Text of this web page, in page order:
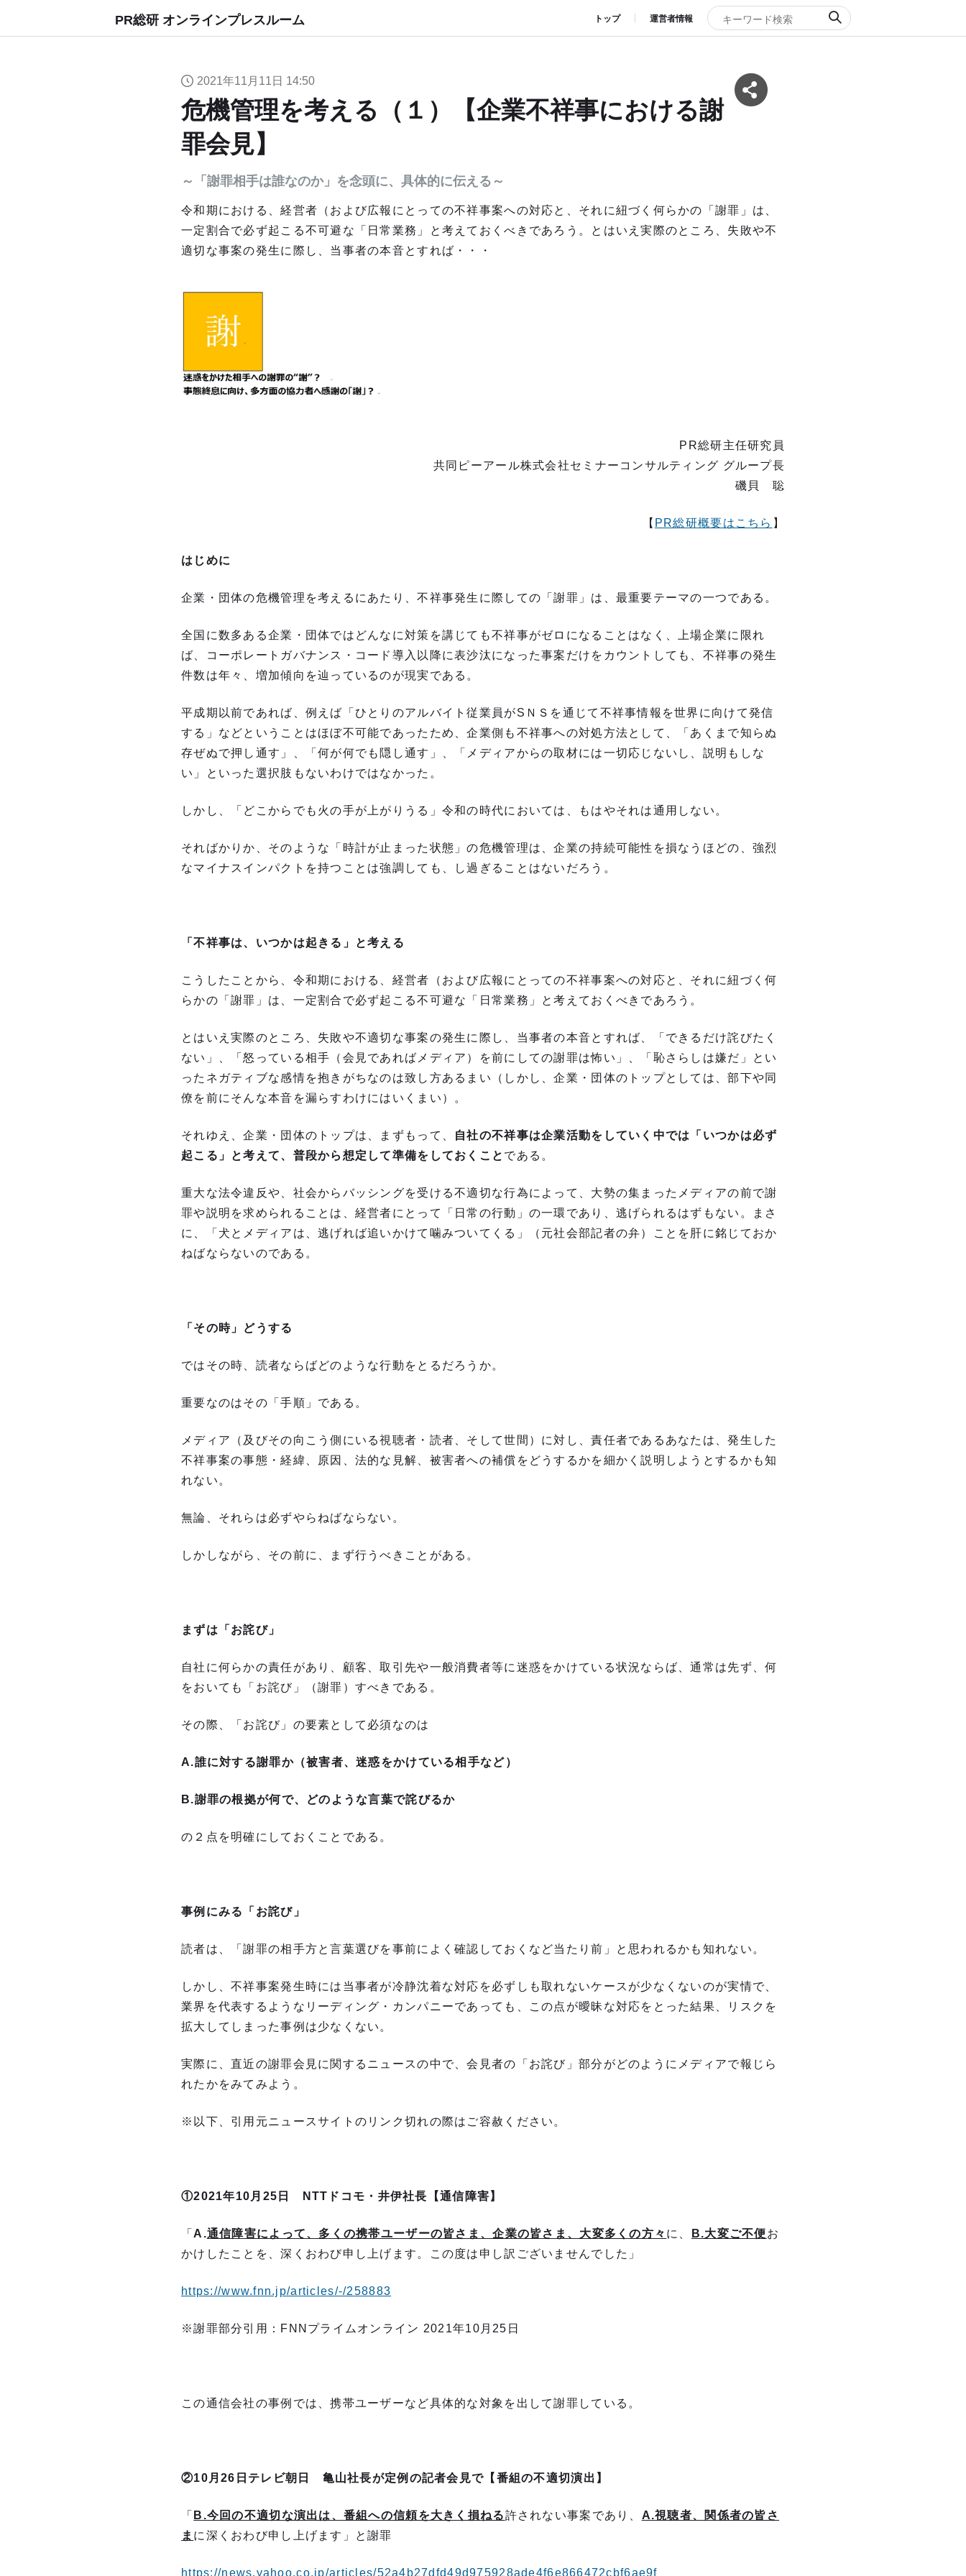
PR総研 オンラインプレスルーム トップ 運営者情報
2021年11月11日 14:50
危機管理を考える（１）【企業不祥事における謝
罪会見】
～「謝罪相手は誰なのか」を念頭に、具体的に伝える～
令和期における、経営者（および広報にとっての不祥事案への対応と、それに紐づく何らかの「謝罪」は、
一定割合で必ず起こる不可避な「日常業務」と考えておくべきであろう。とはいえ実際のところ、失敗や不
適切な事案の発生に際し、当事者の本音とすれば・・・
PR総研主任研究員
共同ピーアール株式会社セミナーコンサルティング グループ長
磯貝 聡
【 PR総研概要はこちら 】
はじめに
企業・団体の危機管理を考えるにあたり、不祥事発生に際しての「謝罪」は、最重要テーマの一つである。
全国に数多ある企業・団体ではどんなに対策を講じても不祥事がゼロになることはなく、上場企業に限れ
ば、コーポレートガバナンス・コード導入以降に表沙汰になった事案だけをカウントしても、不祥事の発生
件数は年々、増加傾向を辿っているのが現実である。
平成期以前であれば、例えば「ひとりのアルバイト従業員がSＮＳを通じて不祥事情報を世界に向けて発信
する」などということはほぼ不可能であったため、企業側も不祥事への対処方法として、「あくまで知らぬ
存ぜぬで押し通す」、「何が何でも隠し通す」、「メディアからの取材には一切応じないし、説明もしな
い」といった選択肢もないわけではなかった。
しかし、「どこからでも火の手が上がりうる」令和の時代においては、もはやそれは通用しない。
そればかりか、そのような「時計が止まった状態」の危機管理は、企業の持続可能性を損なうほどの、強烈
なマイナスインパクトを持つことは強調しても、し過ぎることはないだろう。
「不祥事は、いつかは起きる」と考える
こうしたことから、令和期における、経営者（および広報にとっての不祥事案への対応と、それに紐づく何
らかの「謝罪」は、一定割合で必ず起こる不可避な「日常業務」と考えておくべきであろう。
とはいえ実際のところ、失敗や不適切な事案の発生に際し、当事者の本音とすれば、「できるだけ詫びたく
ない」、「怒っている相手（会見であればメディア）を前にしての謝罪は怖い」、「恥さらしは嫌だ」とい
ったネガティブな感情を抱きがちなのは致し方あるまい（しかし、企業・団体のトップとしては、部下や同
僚を前にそんな本音を漏らすわけにはいくまい）。
それゆえ、企業・団体のトップは、まずもって、
自社の不祥事は企業活動をしていく中では「いつかは必ず
起こる」と考えて、普段から想定して準備をしておくこと である。
重大な法令違反や、社会からバッシングを受ける不適切な行為によって、大勢の集まったメディアの前で謝
罪や説明を求められることは、経営者にとって「日常の行動」の一環であり、逃げられるはずもない。まさ
に、「犬とメディアは、逃げれば追いかけて噛みついてくる」（元社会部記者の弁）ことを肝に銘じておか
ねばならないのである。
「その時」どうする
ではその時、読者ならばどのような行動をとるだろうか。
重要なのはその「手順」である。
メディア（及びその向こう側にいる視聴者・読者、そして世間）に対し、責任者であるあなたは、発生した
不祥事案の事態・経緯、原因、法的な見解、被害者への補償をどうするかを細かく説明しようとするかも知
れない。
無論、それらは必ずやらねばならない。
しかしながら、その前に、まず行うべきことがある。
まずは「お詫び」
自社に何らかの責任があり、顧客、取引先や一般消費者等に迷惑をかけている状況ならば、通常は先ず、何
をおいても「お詫び」（謝罪）すべきである。
その際、「お詫び」の要素として必須なのは
A.誰に対する謝罪か（被害者、迷惑をかけている相手など）
B.謝罪の根拠が何で、どのような言葉で詫びるか
の２点を明確にしておくことである。
事例にみる「お詫び」
読者は、「謝罪の相手方と言葉選びを事前によく確認しておくなど当たり前」と思われるかも知れない。
しかし、不祥事案発生時には当事者が冷静沈着な対応を必ずしも取れないケースが少なくないのが実情で、
業界を代表するようなリーディング・カンパニーであっても、この点が曖昧な対応をとった結果、リスクを
拡大してしまった事例は少なくない。
実際に、直近の謝罪会見に関するニュースの中で、会見者の「お詫び」部分がどのようにメディアで報じら
れたかをみてみよう。
※以下、引用元ニュースサイトのリンク切れの際はご容赦ください。
①2021年10月25日 NTTドコモ・井伊社長【通信障害】
「 A.通信障害によって、多くの携帯ユーザーの皆さま、企業の皆さま、大変多くの方々 に、 B.大変ご不便お
かけしたことを、深くおわび申し上げます。この度は申し訳ございませんでした」
https://www.fnn.jp/articles/-/258883
※謝罪部分引用：FNNプライムオンライン 2021年10月25日
この通信会社の事例では、携帯ユーザーなど具体的な対象を出して謝罪している。
②10 月26日テレビ朝日 亀山社長が定例の記者会見で【番組の不適切演出】
「 B.今回の不適切な演出は、番組への信頼を大きく損ねる許されない事案であり、 A.視聴者、関係者の皆さ
ま に深くおわび申し上げます」と謝罪
https://news.yahoo.co.jp/articles/52a4b27dfd49d975928ade4f6e866472cbf6ae9f